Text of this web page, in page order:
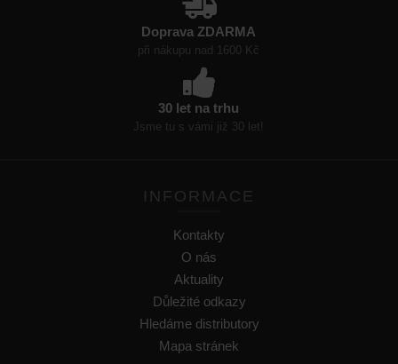
Doprava ZDARMA
při nákupu nad 1600 Kč
30 let na trhu
Jsme tu s vámi již 30 let!
INFORMACE
Kontakty
O nás
Aktuality
Důležité odkazy
Hledáme distributory
Mapa stránek